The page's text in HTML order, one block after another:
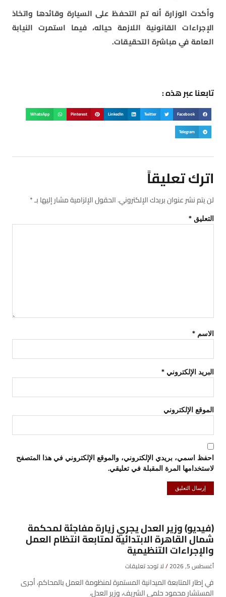
وأكدت الوزارة أنه تم التحفظ على السيارة وقائدها واتخاذ
الإجراءات القانونية اللازمة حياله، فيما استمرت النيابة
العامة في مباشرة التحقيقات.
تابعنا عبر هذه :
Facebook
Twitter
LinkedIn
Pinterest
WhatsApp
Telegram
اترك تعليقاً
لن يتم نشر عنوان بريدك الإلكتروني.الحقول الإلزامية مشار إليها بـ*
التعليق *
الاسم *
البريد الإلكتروني *
الموقع الإلكتروني
احفظ اسمي، بريدي الإلكتروني، والموقع الإلكتروني في هذا المتصفح
لاستخدامها المرة المقبلة في تعليقي.
(فيديو) وزير العدل يجري زيارة مفاجئة لمحكمة
شمال القاهرة الابتدائية لمتابعة انتظام العمل
والإجراءات التنظيمية
أغسطس 5, 2026 لا توجد تعليقات
في إطار المتابعة الميدانية المستمرة لمنظومة العمل بالمحاكم، أجرى
المستشار محمود حلمي الشريف، وزير العدل،